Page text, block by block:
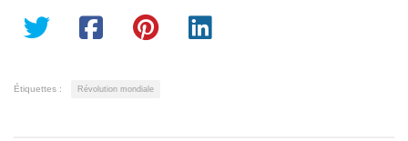
Étiquettes : Révolution mondiale